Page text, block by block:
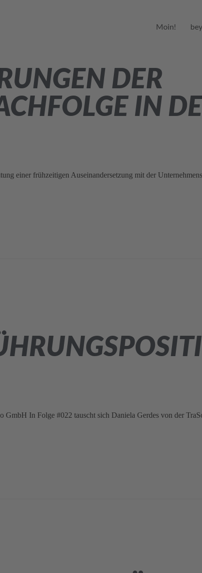
Moin!
DER
IN
einer frühzeitigen Auseinandersetzung mit der
In Folge #022 tauscht sich Daniela Gerdes von der